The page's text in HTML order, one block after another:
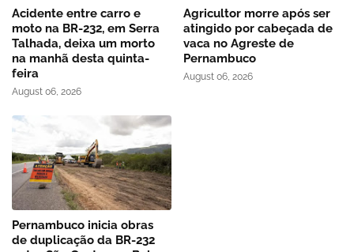
Acidente entre carro e
moto na BR-232, em Serra
Talhada, deixa um morto
na manhã desta quinta-
feira
August 06, 2026
Agricultor morre após ser
atingido por cabeçada de
vaca no Agreste de
Pernambuco
August 06, 2026
Pernambuco inicia obras
de duplicação da BR-232